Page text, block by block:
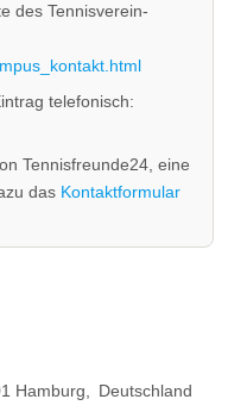
des Tennisverein-
telefonisch:
Tennisfreunde24, eine
das Kontaktformular
Hamburg
Deutschland